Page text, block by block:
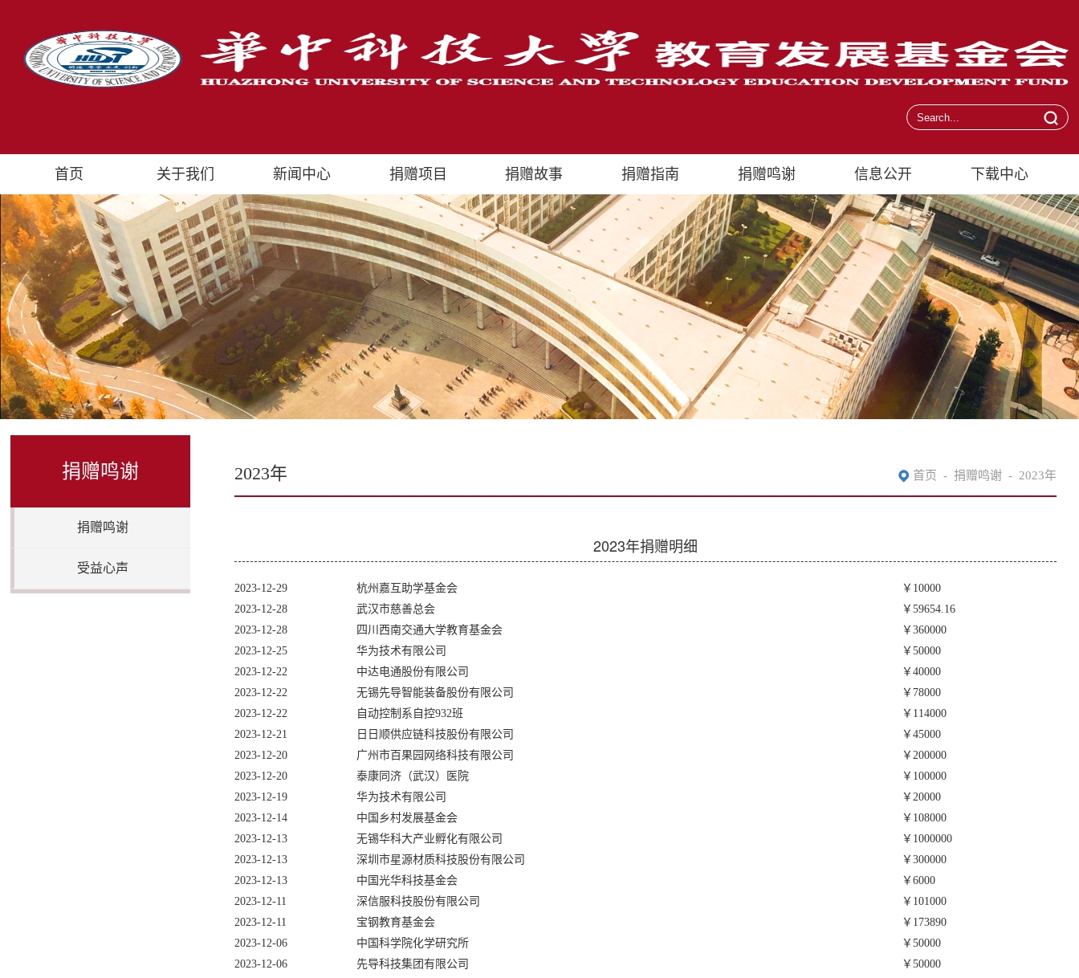
首页 关于我们 新闻中心 捐赠项目 捐赠故事 捐赠指南 捐赠鸣谢 信息公开 下载中心
捐赠鸣谢
捐赠鸣谢
受益心声
2023年 首页 - 捐赠鸣谢 - 2023年
2023年捐赠明细
2023-12-29 杭州嘉互助学基金会
￥10000
2023-12-28
武汉市慈善总会
￥59654.16
2023-12-28
四川西南交通大学教育基金会
￥360000
2023-12-25
华为技术有限公司
￥50000
2023-12-22
中达电通股份有限公司
￥40000
2023-12-22
无锡先导智能装备股份有限公司
￥78000
2023-12-22
自动控制系自控932班
￥114000
2023-12-21
日日顺供应链科技股份有限公司
￥45000
2023-12-20
广州市百果园网络科技有限公司
￥200000
2023-12-20
泰康同济（武汉）医院
￥100000
2023-12-19
华为技术有限公司
￥20000
2023-12-14
中国乡村发展基金会
￥108000
2023-12-13
无锡华科大产业孵化有限公司
￥1000000
2023-12-13
深圳市星源材质科技股份有限公司
￥300000
2023-12-13
中国光华科技基金会
￥6000
2023-12-11
深信服科技股份有限公司
￥101000
2023-12-11
宝钢教育基金会
￥173890
2023-12-06
中国科学院化学研究所
￥50000
2023-12-06
先导科技集团有限公司
￥50000